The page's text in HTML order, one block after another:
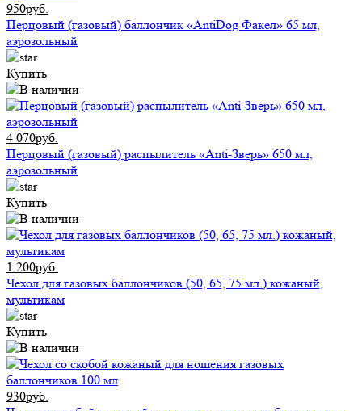
950руб.
Перцовый (газовый) баллончик «AntiDog Факел» 65 мл,
аэрозольный
Купить
4 070руб.
Перцовый (газовый) распылитель «Anti-Зверь» 650 мл,
аэрозольный
Купить
1 200руб.
Чехол для газовых баллончиков (50, 65, 75 мл.) кожаный,
мультикам
Купить
930руб.